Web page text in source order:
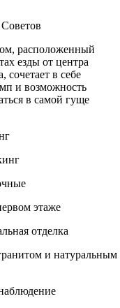
расположенный
езды от центра
сочетает в себе
и возможность
в самой гуще
этаже
и натуральным